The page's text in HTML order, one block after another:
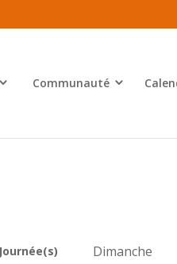
Communauté
Journée(s) Dimanche